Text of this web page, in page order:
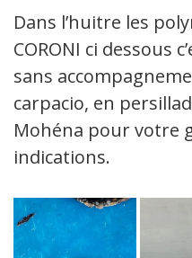
Dans l’huitre les
CORONI ci dessous
sans
carpacio, en
Mohéna pour votre
indications.